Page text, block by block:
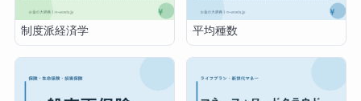
制度派経済学 平均種数